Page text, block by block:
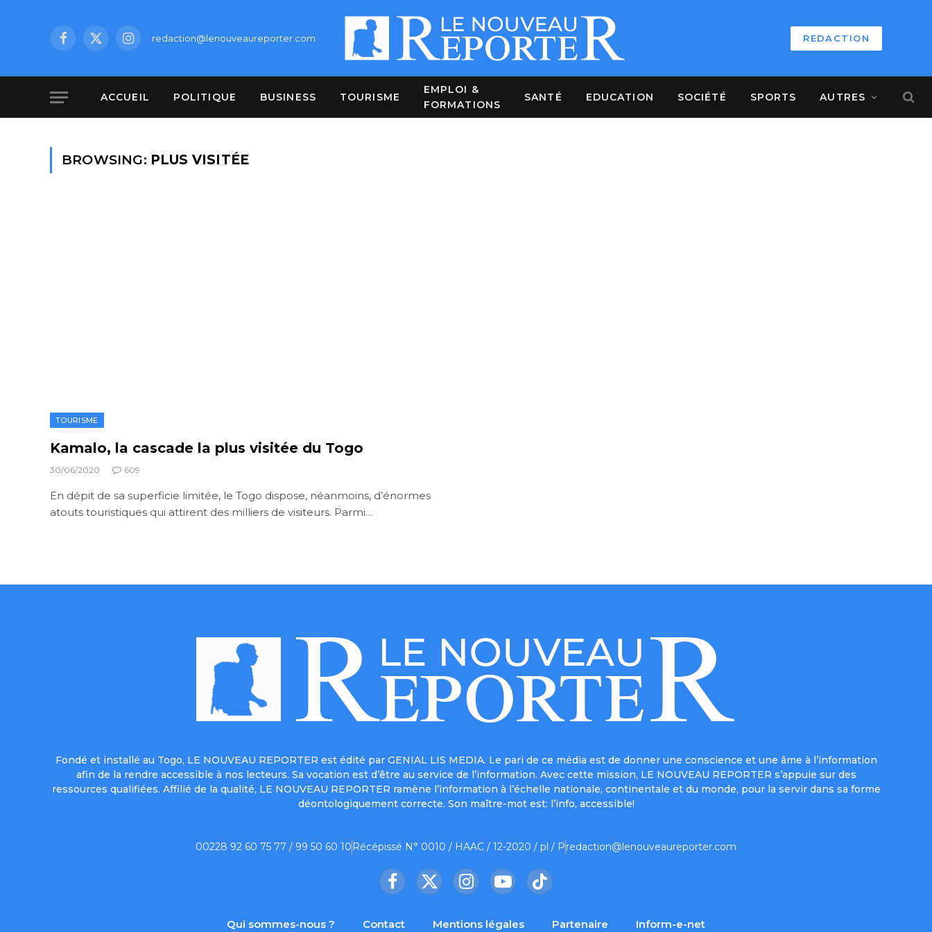
Facebook
X
Instagramredaction@lenouveaureporter.com REDACTION
ACCUEIL POLITIQUE BUSINESS TOURISME
EMPLOI &
FORMATIONS
SANTÉ EDUCATION SOCIÉTÉ SPORTS AUTRES
BROWSING: PLUS VISITÉE
TOURISME
Kamalo, la cascade la plus visitée du Togo
30/06/2020 609
En dépit de sa superficie limitée, le Togo dispose, néanmoins, d’énormes
atouts touristiques qui attirent des milliers de visiteurs. Parmi…
Fondé et installé au Togo, LE NOUVEAU REPORTER est édité par GENIAL LIS MEDIA. Le pari de ce média est de donner une conscience et une âme à l’information
afin de la rendre accessible à nos lecteurs. Sa vocation est d’être au service de l’information. Avec cette mission, LE NOUVEAU REPORTER s’appuie sur des
ressources qualifiées. Affilié de la qualité, LE NOUVEAU REPORTER ramène l’information à l’échelle nationale, continentale et du monde, pour la servir dans sa forme
déontologiquement correcte. Son maître-mot est: l’info, accessible!
00228 92 60 75 77 / 99 50 60 10 Récépissé N° 0010 / HAAC / 12-2020 / pl / Predaction@lenouveaureporter.com
Facebook
X
InstagramYouTubeTikTok
Qui sommes-nous ? Contact Mentions légales Partenaire Inform-e-net